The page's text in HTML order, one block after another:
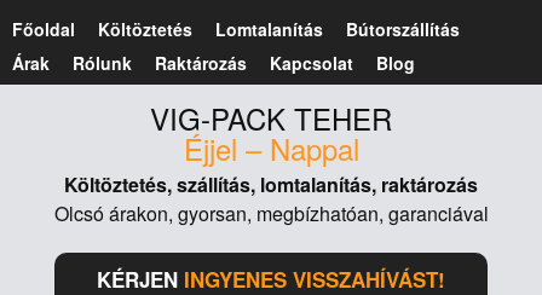
Főoldal Költöztetés Lomtalanítás
Bútorszállítás
Árak
Rólunk Raktározás Kapcsolat Blog
VIG-PACK TEHER
Éjjel – Nappal
Költöztetés,szállítás, lomtalanítás, raktározás
Olcsó árakon, gyorsan, megbízhatóan, garanciával
KÉRJEN INGYENES VISSZAHÍVÁST!